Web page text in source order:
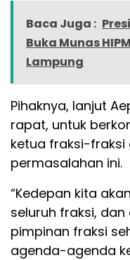
Baca Juga :
Buka Munas
Lampung
Pihaknya, lanjut
rapat, untuk
ketua fraksi-fraksi
permasalahan ini.
“Kedepan kita
seluruh fraksi,
pimpinan fraksi
agenda-agenda